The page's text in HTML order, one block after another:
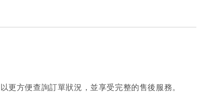
更方便查詢訂單狀況，並享受完整的售後服務。